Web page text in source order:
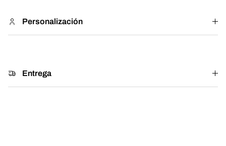
Personalización
Entrega